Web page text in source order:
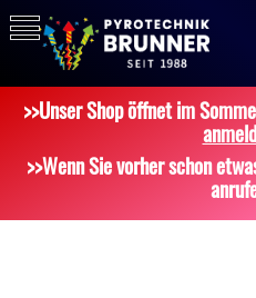
>>Unser Shop öffnet im
>>Wenn Sie vorher schon